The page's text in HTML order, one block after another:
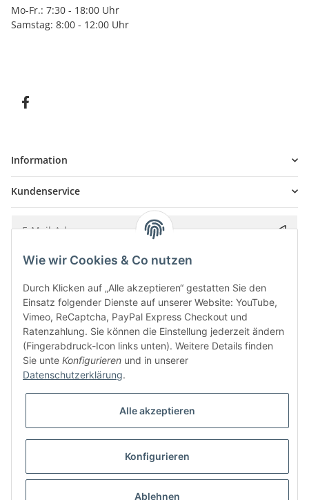
Mo-Fr.: 7:30 - 18:00 Uhr
Samstag: 8:00 - 12:00 Uhr
Information
Kundenservice
Bitte senden Sie mir entsprechend IhrerDatenschutzerklärung
* Alle Preise inkl. gesetzlicher USt., zzgl.
Besucherzähler: 5839481
UmsetzungVlarom E-Commerce Agentur| Powered byJTL-Shop|
CLEARIX JTL-Shop Template
Wie wir Cookies & Co nutzen
Durch Klicken auf „Alle akzeptieren“ gestatten Sie den
Einsatz folgender Dienste auf unserer Website: YouTube,
Vimeo, ReCaptcha, PayPal Express Checkout und
Ratenzahlung. Sie können die Einstellung jederzeit ändern
(Fingerabdruck-Icon links unten). Weitere Details finden
Sie unte Konfigurieren und in unserer
Datenschutzerklärung.
Alle akzeptieren
Konfigurieren
Ablehnen